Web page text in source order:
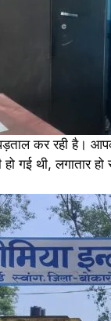
कर रही है।
गई थी, लगातार हो